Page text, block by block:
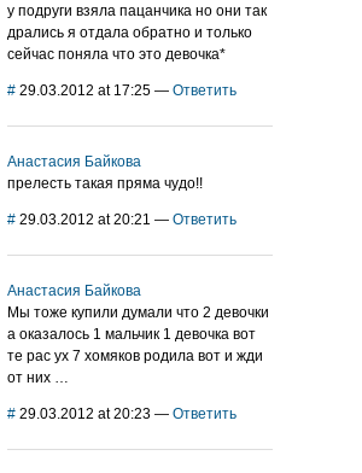
у подруги взяла пацанчика но они так
дрались я отдала обратно и только
сейчас поняла что это девочка*
# 29.03.2012 at 17:25 — Ответить
Анастасия Байкова
прелесть такая пряма чудо!!
# 29.03.2012 at 20:21 — Ответить
Анастасия Байкова
Мы тоже купили думали что 2 девочки
а оказалось 1 мальчик 1 девочка вот
те рас ух 7 хомяков родила вот и жди
от них …
# 29.03.2012 at 20:23 — Ответить